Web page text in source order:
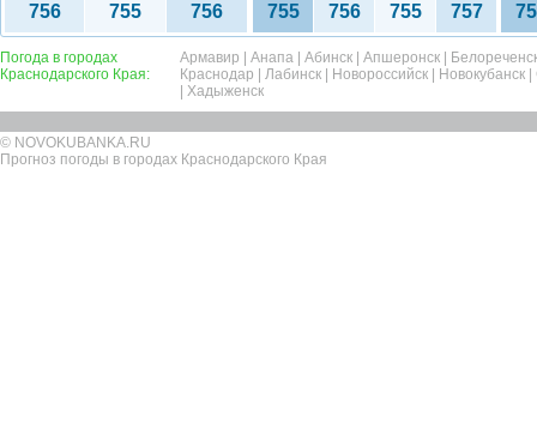
756 755 756 755 756 755 757
Погода в городах
Краснодарского Края:
Армавир Анапа Абинск Апшеронск
Краснодар
Лабинск Новороссийск Новокубанск
Хадыженск
© NOVOKUBANKA.RU
Прогноз погоды в городах Краснодарского Края